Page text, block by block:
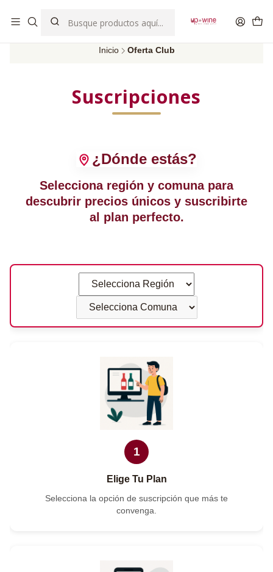
EL MEJOR Club de vinos boutique de Chile
Inicio Oferta Club
Suscripciones
¿Dónde estás?
Selecciona región y comunapara
descubrir precios únicos y suscribirte
al plan perfecto.
1
Elige Tu Plan
Selecciona la opción de suscripción que más te
convenga.